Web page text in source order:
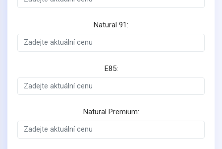
Natural 91:
E85:
Natural Premium: